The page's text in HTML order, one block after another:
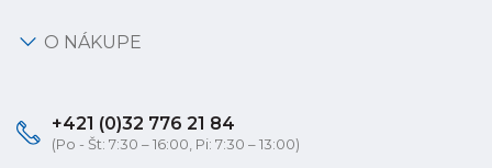
O NÁKUPE
+421 (0)32 776 21 84
(Po - Št: 7:30 – 16:00, Pi: 7:30 – 13:00)